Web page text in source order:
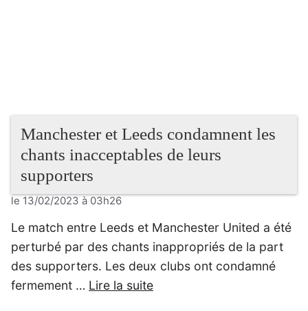
Manchester et Leeds condamnent les
chants inacceptables de leurs
supporters
le 13/02/2023 à 03h26
Le match entre Leeds et Manchester United a été
perturbé par des chants inappropriés de la part
des supporters. Les deux clubs ont condamné
fermement … Lire la suite